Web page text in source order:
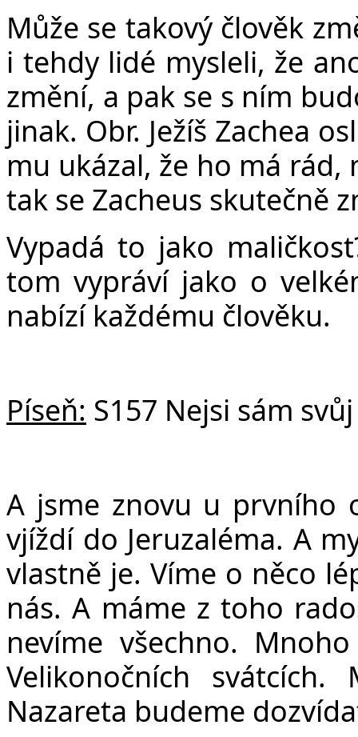
Může se takový člověk
i tehdy lidé mysleli, že
změní, a pak se s ním
jinak. Obr. Ježíš Zachea
mu ukázal, že ho má
tak se Zacheus skutečně
Vypadá to jako
tom vypráví jako o
nabízí každému člověku.
Píseň: S157 Nejsi sám svůj
A jsme znovu u prvního
vjíždí do Jeruzaléma. A
vlastně je. Víme o něco
nás. A máme z toho
nevíme všechno.
Velikonočních
Nazareta budeme